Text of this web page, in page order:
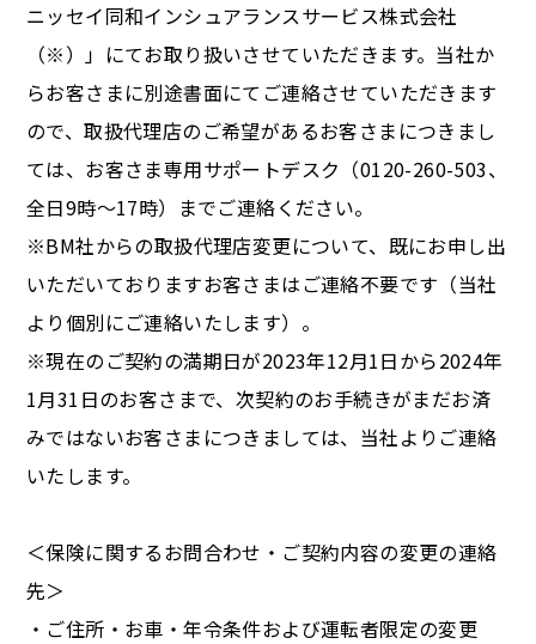
ニッセイ同和インシュアランスサービス株式会社
（※）」にてお取り扱いさせていただきます。当社か
らお客さまに別途書面にてご連絡させていただきます
ので、取扱代理店のご希望があるお客さまにつきまし
ては、お客さま専用サポートデスク（0120-260-503、
全日9時～17時）までご連絡ください。
※BM社からの取扱代理店変更について、既にお申し出
いただいておりますお客さまはご連絡不要です（当社
より個別にご連絡いたします）。
※現在のご契約の満期日が2023年12月1日から2024年
1月31日のお客さまで、次契約のお手続きがまだお済
みではないお客さまにつきましては、当社よりご連絡
いたします。
＜保険に関するお問合わせ・ご契約内容の変更の連絡
先＞
・ご住所・お車・年令条件および運転者限定の変更